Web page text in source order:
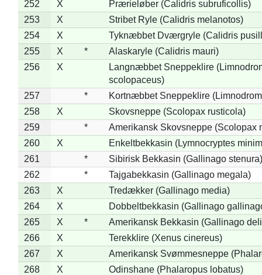
252
X
Prærieløber (Calidris subruficollis)
253
X
Stribet Ryle (Calidris melanotos)
254
X
Tyknæbbet Dværgryle (Calidris
255
X *
Alaskaryle (Calidris mauri)
256
X
Langnæbbet Sneppeklire
scolopaceus)
257
*
Kortnæbbet Sneppeklire
258
X
Skovsneppe (Scolopax rusticola)
259
*
Amerikansk Skovsneppe (Scolopax
260
X
Enkeltbekkasin (Lymnocryptes
261
*
Sibirisk Bekkasin (Gallinago stenura)
262
*
Tajgabekkasin (Gallinago megala)
263
X
Tredækker (Gallinago media)
264
X
Dobbeltbekkasin (Gallinago
265
X *
Amerikansk Bekkasin (Gallinago
266
X
Terekklire (Xenus cinereus)
267
X
Amerikansk Svømmesneppe
268
X
Odinshane (Phalaropus lobatus)